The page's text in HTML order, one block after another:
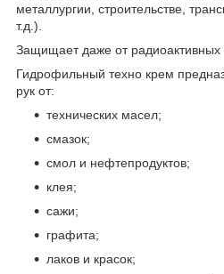
металлургии, строительстве,
т.д.).
Защищает даже от радиоактивных
Гидрофильный техно крем
рук от:
технических масел;
смазок;
смол и нефтепродуктов;
клея;
сажи;
графита;
лаков и красок;